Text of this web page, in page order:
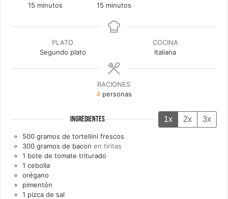
15 minutos
minutos
15minutos
minutos
PLATO
Segundo plato
COCINA
Italiana
RACIONES
4 personas
INGREDIENTES 1x 2x 3x
500 gramos de tortellini frescos
300 gramos de bacon en tiritas
1 bote de tomate triturado
1 cebolla
orégano
pimentón
1 pizca de sal